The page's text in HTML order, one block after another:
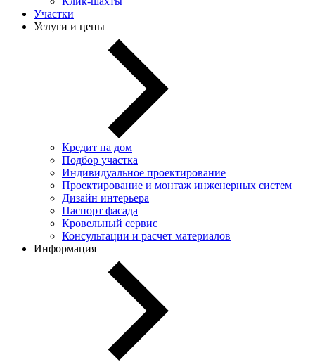
Участки
Услуги и цены
Кредит на дом
Подбор участка
Индивидуальное проектирование
Проектирование и монтаж инженерных систем
Дизайн интерьера
Паспорт фасада
Кровельный сервис
Консультации и расчет материалов
Информация